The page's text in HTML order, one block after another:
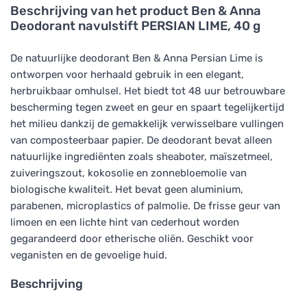
Beschrijving van het product Ben & Anna
Deodorant navulstift PERSIAN LIME, 40 g
De natuurlijke deodorant Ben & Anna Persian Lime is
ontworpen voor herhaald gebruik in een elegant,
herbruikbaar omhulsel. Het biedt tot 48 uur betrouwbare
bescherming tegen zweet en geur en spaart tegelijkertijd
het milieu dankzij de gemakkelijk verwisselbare vullingen
van composteerbaar papier. De deodorant bevat alleen
natuurlijke ingrediënten zoals sheaboter, maïszetmeel,
zuiveringszout, kokosolie en zonnebloemolie van
biologische kwaliteit. Het bevat geen aluminium,
parabenen, microplastics of palmolie. De frisse geur van
limoen en een lichte hint van cederhout worden
gegarandeerd door etherische oliën. Geschikt voor
veganisten en de gevoelige huid.
Beschrijving